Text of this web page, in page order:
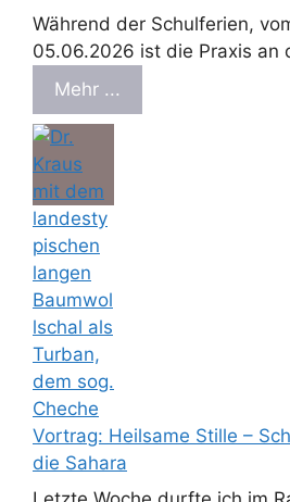
Während der Schulferien,
05.06.2026 ist die Praxis an
Mehr ...
Vortrag: Heilsame Stille –
die Sahara